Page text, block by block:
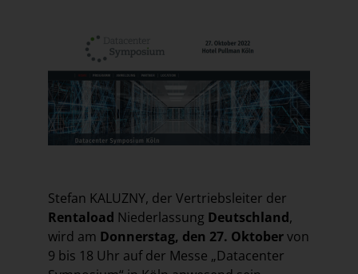
Stefan KALUZNY, der Vertriebsleiter der
Rentaload Niederlassung Deutschland,
wird am Donnerstag, den 27. Oktobervon
9 bis 18 Uhr auf der Messe „Datacenter